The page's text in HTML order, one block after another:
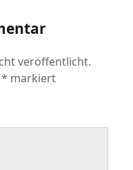
veröffentlicht.
* markiert